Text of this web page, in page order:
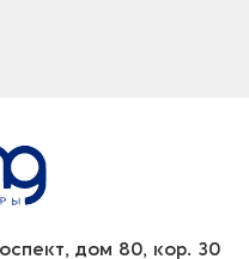
дом 80, кор. 30